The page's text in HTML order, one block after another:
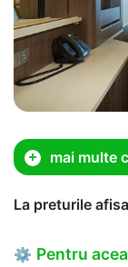
mai multe
La preturile
⚙ Pentru